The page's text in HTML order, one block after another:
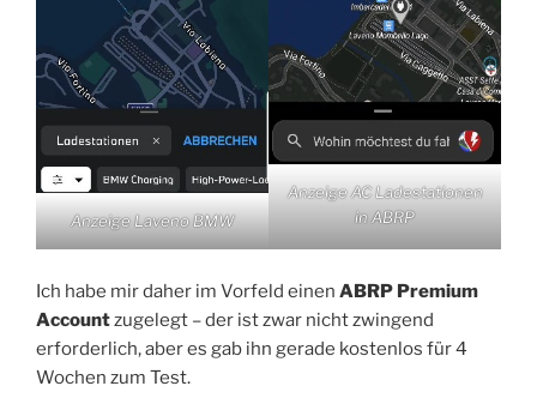
Anzeige Laveno BMW
Anzeige AC Ladestationen
in ABRP
Ich habe mir daher im Vorfeld einen ABRP Premium
Accountzugelegt – der ist zwar nicht zwingend
erforderlich, aber es gab ihn gerade kostenlos für 4
Wochen zum Test.